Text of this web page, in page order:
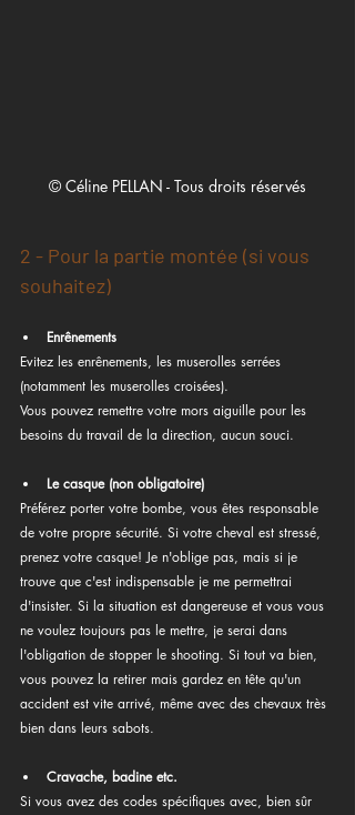
© Céline PELLAN - Tous droits réservés
2 - Pour la partie montée (si vous
souhaitez)
Enrênements
Evitez les enrênements, les muserolles serrées
(notamment les muserolles croisées).
Vous pouvez remettre votre mors aiguille pour les
besoins du travail de la direction, aucun souci.
Le casque (non obligatoire)
Préférez porter votre bombe, vous êtes responsable
de votre propre sécurité. Si votre cheval est stressé,
prenez votre casque! Je n'oblige pas, mais si je
trouve que c'est indispensable je me permettrai
d'insister. Si la situation est dangereuse et vous vous
ne voulez toujours pas le mettre, je serai dans
l'obligation de stopper le shooting. Si tout va bien,
vous pouvez la retirer mais gardez en tête qu'un
accident est vite arrivé, même avec des chevaux très
bien dans leurs sabots.
Cravache, badine etc.
Si vous avez des codes spécifiques avec, bien sûr